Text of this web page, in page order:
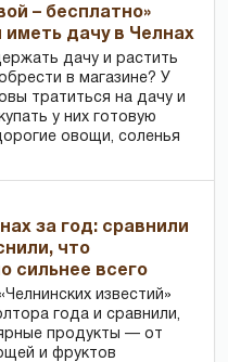
– бесплатно»
иметь дачу в Челнах
дачу и растить
в магазине? У
тратиться на дачу и
у них готовую
овощи, соленья
за год: сравнили
что
сильнее всего
известий»
года и сравнили,
продукты — от
и фруктов